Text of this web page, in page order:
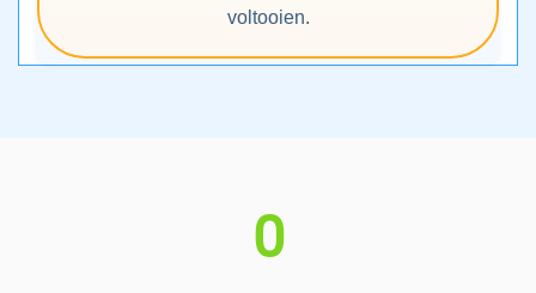
voltooien.
0